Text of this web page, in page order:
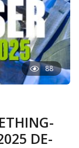
88
DE-